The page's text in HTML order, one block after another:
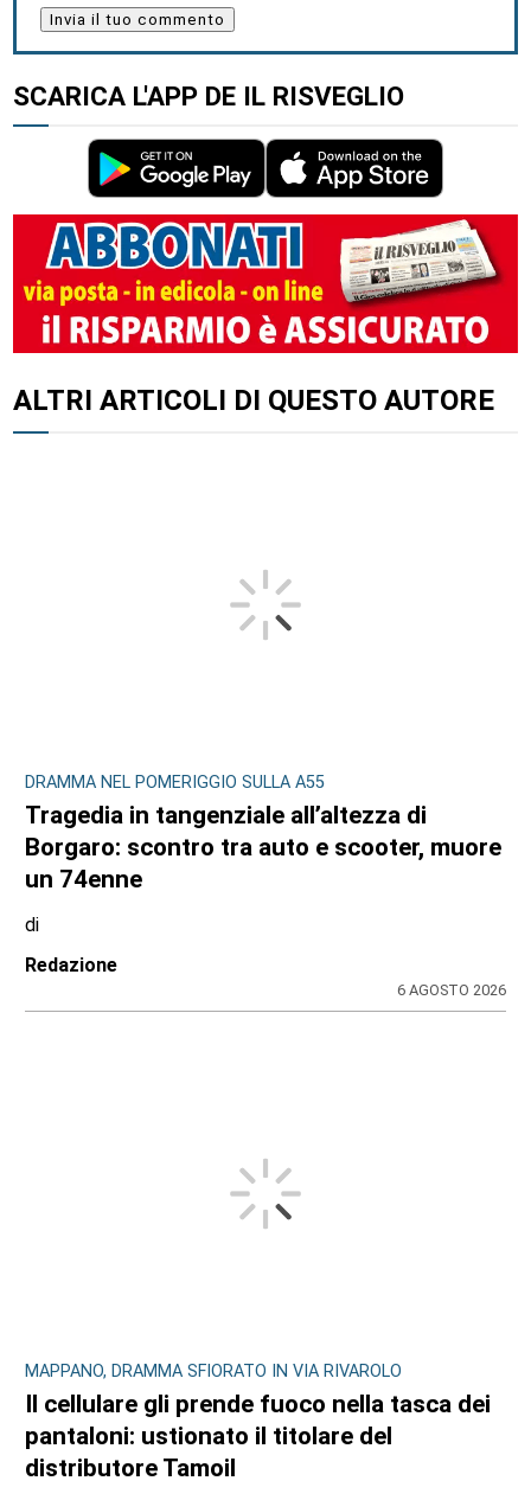
SCARICA L'APP DE IL RISVEGLIO
ALTRI ARTICOLI DI QUESTO AUTORE
DRAMMA NEL POMERIGGIO SULLA A55
Tragedia in tangenziale all’altezza di
Borgaro: scontro tra auto e scooter, muore
un 74enne
di
Redazione
6 AGOSTO 2026
MAPPANO, DRAMMA SFIORATO IN VIA RIVAROLO
Il cellulare gli prende fuoco nella tasca dei
pantaloni: ustionato il titolare del
distributore Tamoil